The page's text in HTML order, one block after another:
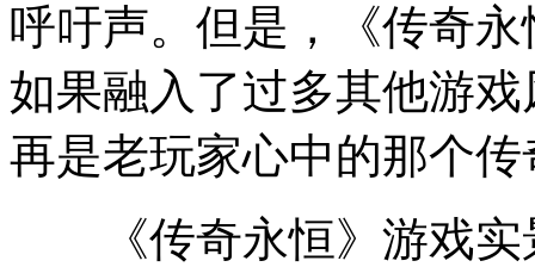
呼吁声。但是，《传奇
如果融入了过多其他游
再是老玩家心中的那个传
《传奇永恒》游戏实